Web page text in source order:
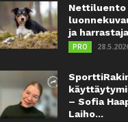
Nettiluento
ja
PRO
– Sofia
Laiho...